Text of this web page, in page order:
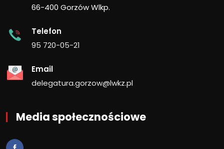
66-400 Gorzów Wlkp.
Telefon
95 720-05-21
Email
delegatura.gorzow@lwkz.pl
Media społecznościowe